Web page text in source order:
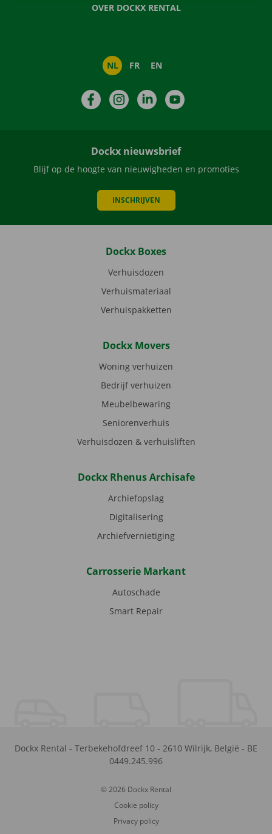
OVER DOCKX RENTAL
NL FR EN
FacebookInstagramLinkedIn
Dockx nieuwsbrief
Blijf op de hoogte van nieuwigheden en promoties
INSCHRIJVEN
Dockx Boxes
Verhuisdozen
Verhuismateriaal
Verhuispakketten
Dockx Movers
Woning verhuizen
Bedrijf verhuizen
Meubelbewaring
Seniorenverhuis
Verhuisdozen & verhuisliften
Dockx Rhenus Archisafe
Archiefopslag
Digitalisering
Archiefvernietiging
Carrosserie Markant
Autoschade
Smart Repair
Dockx Rental - Terbekehofdreef 10 - 2610 Wilrijk, België - BE
0449.245.996
© 2026 Dockx Rental
Cookie policy
Privacy policy